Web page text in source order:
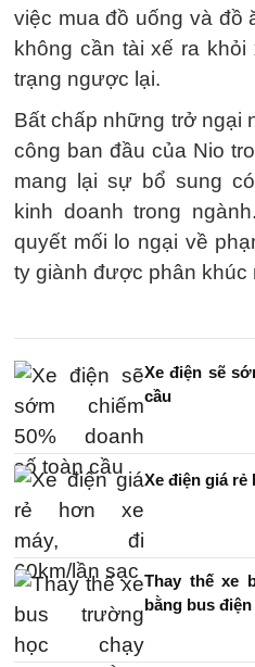
việc mua đồ uống và đồ
không cần tài xế ra
trạng ngược lại.
Bất chấp những trở ngại
công ban đầu của Nio
mang lại sự bổ sung
kinh doanh trong
quyết mối lo ngại về
ty giành được phân khúc
Xe điện sẽ
cầu
Xe điện giá rẻ
Thay thế xe
bằng bus